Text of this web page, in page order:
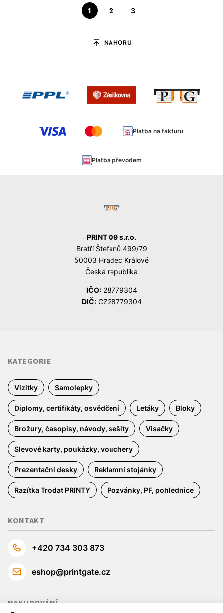
NAHORU
1 2 3
Platba na fakturu
Platba převodem
PRINT 09 s.r.o.
Bratří Štefanů 499/79
50003 Hradec Králové
Česká republika
IČO:28779304
DIČ:CZ28779304
KATEGORIE
Vizitky Samolepky
Diplomy, certifikáty, osvědčení Letáky Bloky
Brožury, časopisy, návody, sešity Visačky
Slevové karty, poukázky, vouchery
Prezentační desky Reklamní stojánky
Razítka Trodat PRINTY Pozvánky, PF, pohlednice
KONTAKT
+420 734 303 873
eshop@printgate.cz
NAKUPOVÁNÍ